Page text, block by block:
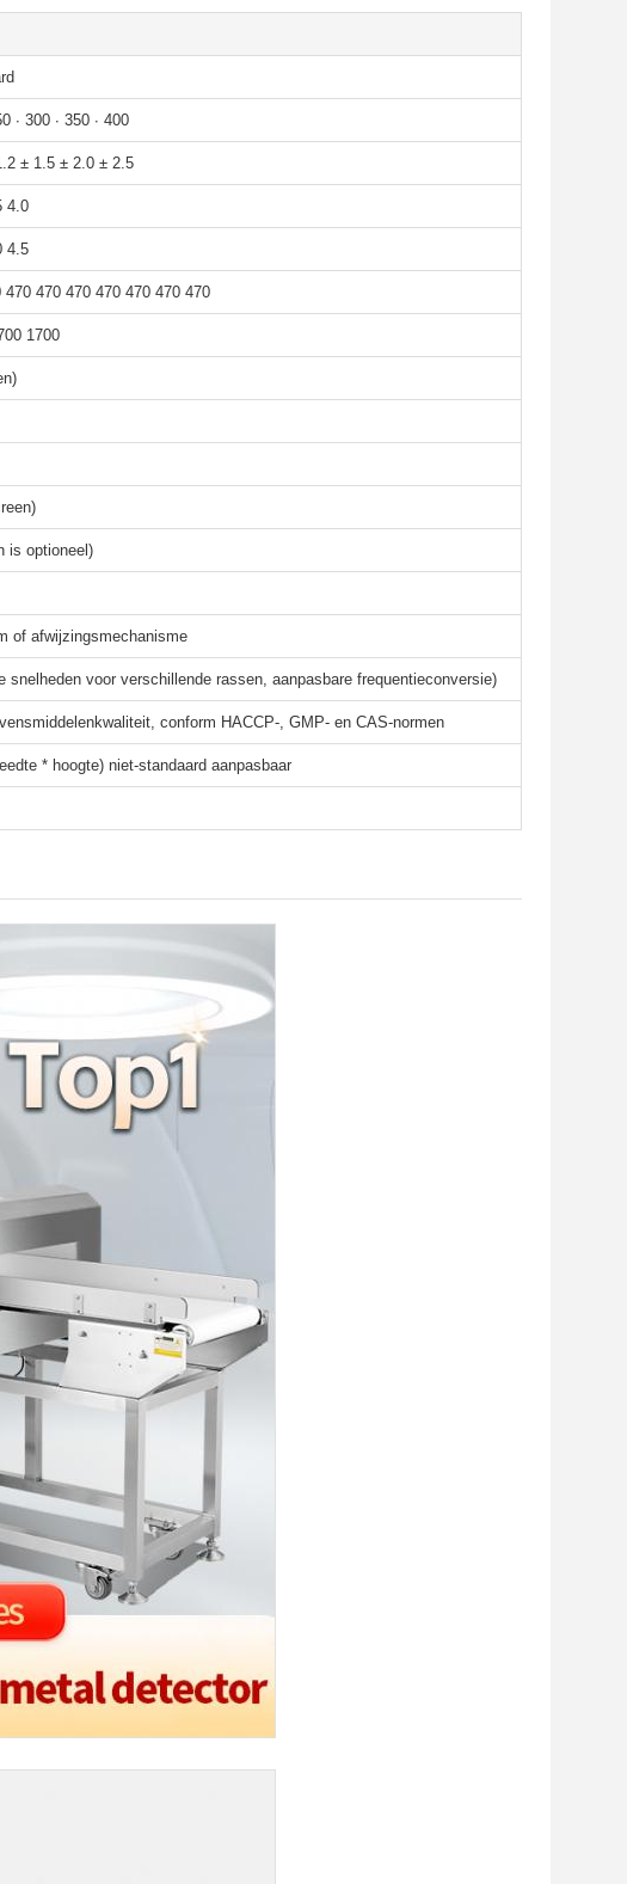
∙ 300 ∙ 350 ∙ 400
± 1.5 ± 2.0 ± 2.5
4.0
4.5
470 470 470 470 470 470
1700
is optioneel)
of afwijzingsmechanisme
snelheden voor verschillende rassen, aanpasbare frequentieconversie)
conform HACCP-, GMP- en CAS-normen
* hoogte) niet-standaard aanpasbaar